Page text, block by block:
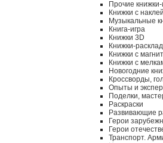
Прочие книжки-
Книжки с
Музыкальные
Книга-игра
Книжки 3D
Книжки-
Книжки с
Книжки с
Новогодние
Кроссворды,
Опыты и
Поделки,
Раскраски
Развивающие
Герои
Герои
Транспорт.